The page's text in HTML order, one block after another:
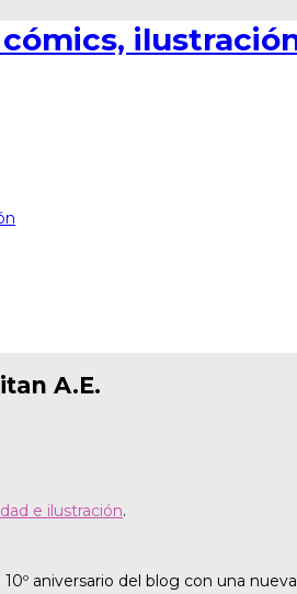
A.E.
e ilustración.
aniversario del blog con una